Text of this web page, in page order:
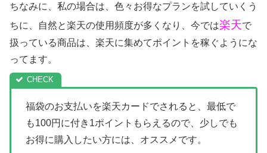
ちなみに、私の場合は、色々お得なプランを試していくう
ちに、自然と楽天の使用頻度が多くなり、今では楽天で
扱っている商品は、楽天に集めてポイントを稼ぐようにな
ってます。
福袋のお支払いを楽天カードでされると、最低で
も100円に付き1ポイントもらえるので、少しでも
お得に購入したい方には、オススメです。